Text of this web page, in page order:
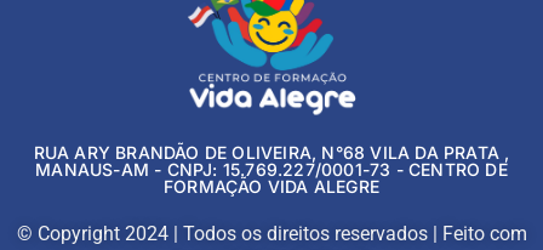
RUA ARY BRANDÃO DE OLIVEIRA, N°68 VILA DA PRATA ,
MANAUS-AM - CNPJ: 15.769.227/0001-73 - CENTRO DE
FORMAÇÃO VIDA ALEGRE
© Copyright 2024 | Todos os direitos reservados | Feito com